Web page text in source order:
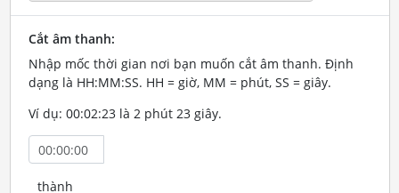
Cắt âm thanh:
Nhập mốc thời gian nơi bạn muốn cắt âm thanh. Định
dạng là HH:MM:SS. HH = giờ, MM = phút, SS = giây.
Ví dụ: 00:02:23 là 2 phút 23 giây.
thành